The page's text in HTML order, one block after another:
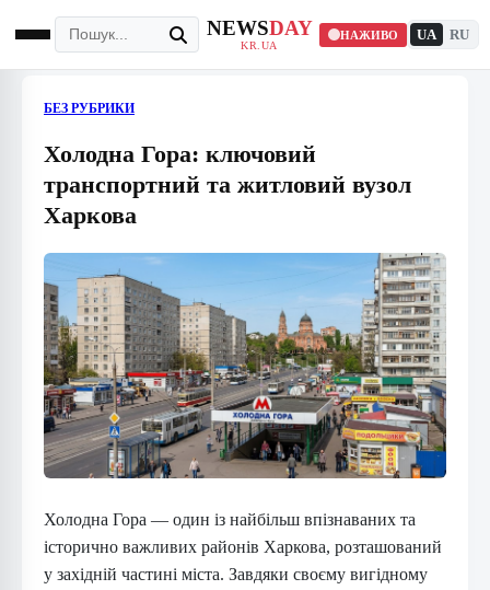
NEWSDAY
KR.UA
НАЖИВО UA RU
БЕЗ РУБРИКИ
Холодна Гора: ключовий
транспортний та житловий вузол
Харкова
Холодна Гора — один із найбільш впізнаваних та
історично важливих районів Харкова, розташований
у західній частині міста. Завдяки своєму вигідному